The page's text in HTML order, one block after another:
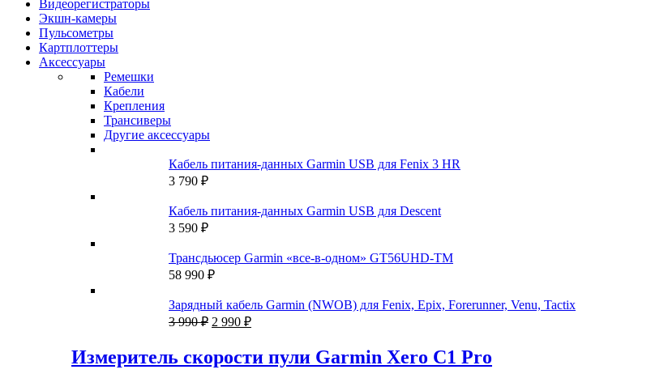
Видеорегистраторы
Экшн-камеры
Пульсометры
Картплоттеры
Аксессуары
Ремешки
Кабели
Крепления
Трансиверы
Другие аксессуары
Кабель питания-данных Garmin USB для Fenix 3 HR
3 790 ₽
Кабель питания-данных Garmin USB для Descent
3 590 ₽
Трансдьюсер Garmin «все-в-одном» GT56UHD-TM
58 990 ₽
Зарядный кабель Garmin (NWOB) для Fenix, Epix, Forerunner, Venu, Tactix
3 990₽ Первоначальная
3
2 990 ₽Текущая
990 ₽.
Измеритель скорости пули Garmin Xero C1 Pro